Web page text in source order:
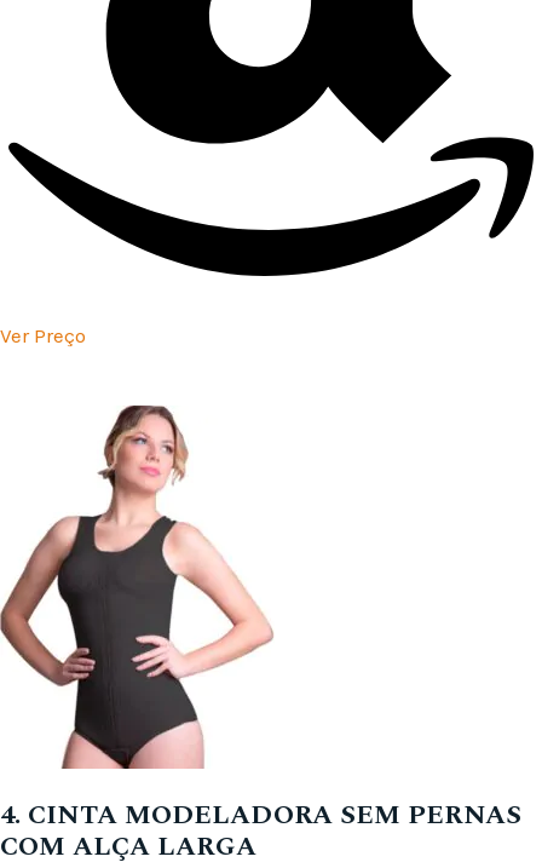
Ver Preço
4. CINTA MODELADORA SEM PERNAS
COM ALÇA LARGA